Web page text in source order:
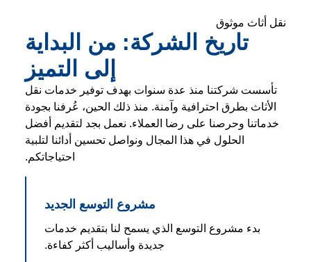
نقل أثاث موثوق
تاريخ الشركة: من البداية
إلى التميز
تأسست شركتنا منذ عدة سنوات بهدف توفير خدمات نقل
الأثاث بطرق احترافية وآمنة. منذ ذلك الحين، عُرفنا بجودة
خدماتنا وحرصنا على رضا العملاء. نعمل بجد لتقديم أفضل
الحلول في هذا المجال ونواصل تحسين أدائنا لتلبية
احتياجاتكم.
مشروع التوسع الجديد
بدء مشروع التوسع الذي يسمح لنا بتقديم خدمات
جديدة وأساليب أكثر كفاءة.